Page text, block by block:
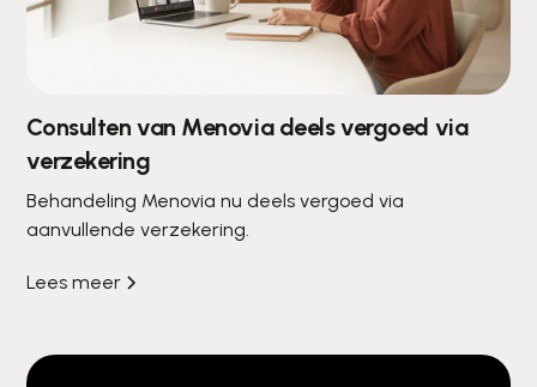
Consulten van Menovia deels vergoed via
verzekering
Behandeling Menovia nu deels vergoed via
aanvullende verzekering.
Lees meer